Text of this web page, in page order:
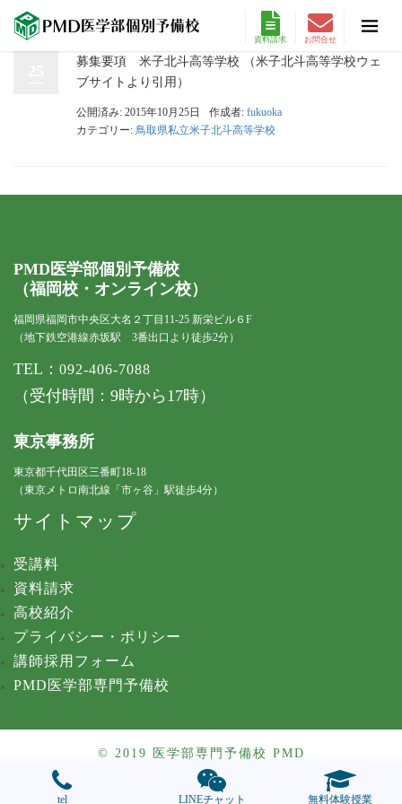
お問合せ
資料請求
募集要項 米子北斗高等学校 （米子北斗高等学校ウェ
ブサイトより引用）
公開済み: 2015年10月25日 作成者: fukuoka
カテゴリー: 鳥取県私立米子北斗高等学校
PMD医学部個別予備校
（福岡校・オンライン校）
福岡県福岡市中央区大名２丁目11-25 新栄ビル６F
（地下鉄空港線赤坂駅 3番出口より徒歩2分）
TEL： 092-406-7088
（受付時間：9時から17時）
東京事務所
東京都千代田区三番町18-18
（東京メトロ南北線「市ヶ谷」駅徒歩4分）
サイトマップ
受講料
資料請求
高校紹介
プライバシー・ポリシー
講師採用フォーム
PMD医学部専門予備校
© 2019 医学部専門予備校 PMD
tel LINEチャット 無料体験授業